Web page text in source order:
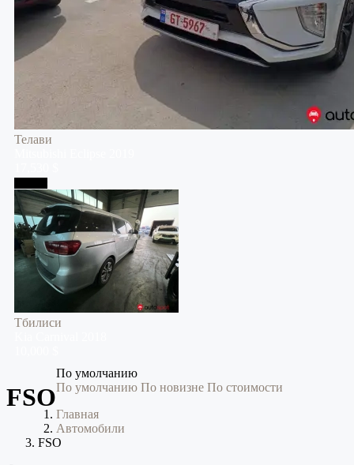
Телави
Тбилиси
FSO
По умолчанию
По умолчанию По новизне По стоимости
Главная
Автомобили
FSO